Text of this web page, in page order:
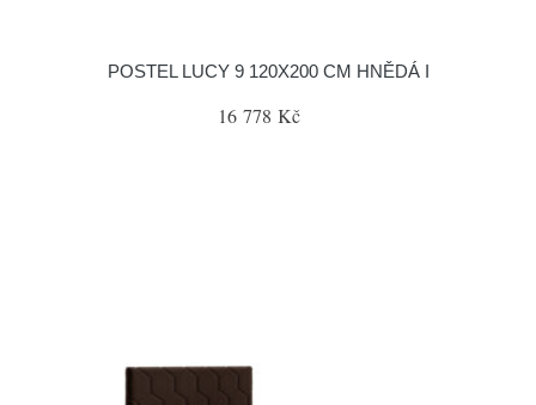
POSTEL LUCY 9 120X200 CM HNĚDÁ I
16 778 Kč